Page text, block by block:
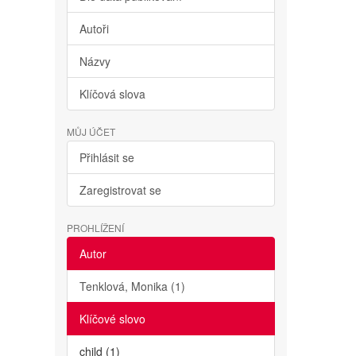
Autoři
Názvy
Klíčová slova
MŮJ ÚČET
Přihlásit se
Zaregistrovat se
PROHLÍŽENÍ
Autor
Tenklová, Monika (1)
Klíčové slovo
child (1)